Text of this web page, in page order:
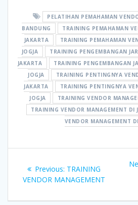
PELATIHAN PEMAHAMAN
BANDUNG
TRAINING PEMAHAMAN
JAKARTA
TRAINING PEMAHAMAN
JOGJA
TRAINING PENGEMBANGAN
JAKARTA
TRAINING PENGEMBANGAN
JOGJA
TRAINING PENTINGNYA
JAKARTA
TRAINING PENTINGNYA
JOGJA
TRAINING VENDOR
TRAINING VENDOR MANAGEMENT DI
VENDOR MANAGEMENT
navigation
Previous: Previous
post:
TRAINING
VENDOR MANAGEMENT